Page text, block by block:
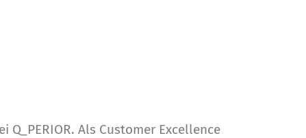
Q_PERIOR. Als Customer Excellence